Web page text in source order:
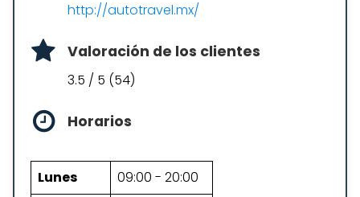
http://autotravel.mx/
Valoración de los clientes
3.5 / 5 (54)
Horarios
Lunes
09:00 - 20:00